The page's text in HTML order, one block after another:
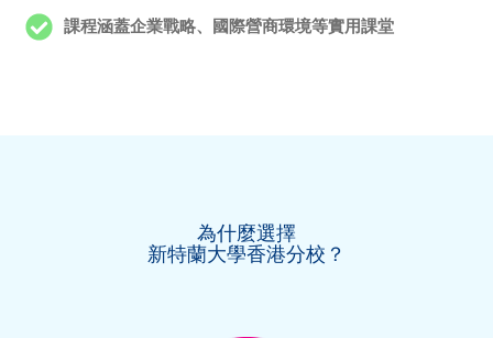
課程涵蓋企業戰略、國際營商環境等實用課堂
為什麼選擇
新特蘭大學香港分校？